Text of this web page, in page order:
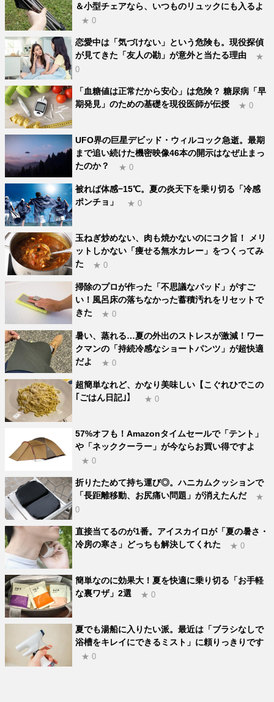
＆小型チェアなら、いつものリュックにも入るよ
★ 0
恋愛中は「気づけない」という危険も。現役探偵
が見てきた「友人の勘」が意外と当たる理由
★
0
「血糖値は正常だから安心」は危険？ 糖尿病「早
期発見」のための基礎を現役医師が伝授
★ 0
UFO界の巨星デビッド・ウィルコック急逝。最期
まで追い続けた機密映像46本の開示はなぜ止まっ
たのか？
★ 0
被れば体感−15℃。夏の炎天下を乗り切る「冷感
ポンチョ」
★ 0
玉ねぎ炒めない、肉も焼かないのにコク旨！ メリ
ットしかない「痩せる無水カレー」をつくってみ
た
★ 0
掃除のプロが作った「不思議なパッド」がすご
い！風呂床の落ちなかった蓄積汚れをリセットで
きた
★ 0
暑い、蒸れる…夏の外出のストレスが激減！ワー
クマンの「持続冷感なショートパンツ」が超快適
だよ
★ 0
超簡単なれど、かなり美味しい【こぐれひでこの
｢ごはん日記｣】
★ 0
57%オフも！Amazonタイムセールで「テント」
や「ネッククーラー」が今ならお買い得ですよ
★ 0
折りたためて持ち運び◎。ハニカムクッションで
「長距離移動、お尻痛い問題」が消えたんだ
★
0
直接当てるのが1番。アイスカイロが「夏の暑さ・
冷房の寒さ」どっちも解決してくれた
★ 0
簡単なのに効果大！夏を快適に乗り切る「お手軽
な裏ワザ」2選
★ 0
夏でも湯船に入りたい派。最近は「ブラシなしで
浴槽をキレイにできるミスト」に頼りっきりです
★ 0